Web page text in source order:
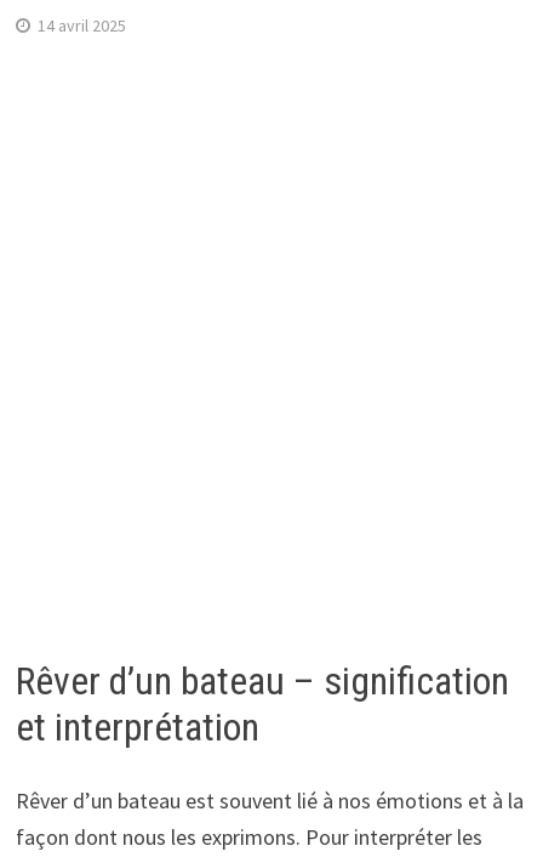
14 avril 2025
Rêver d’un bateau – signification
et interprétation
Rêver d’un bateau est souvent lié à nos émotions et à la
façon dont nous les exprimons. Pour interpréter les